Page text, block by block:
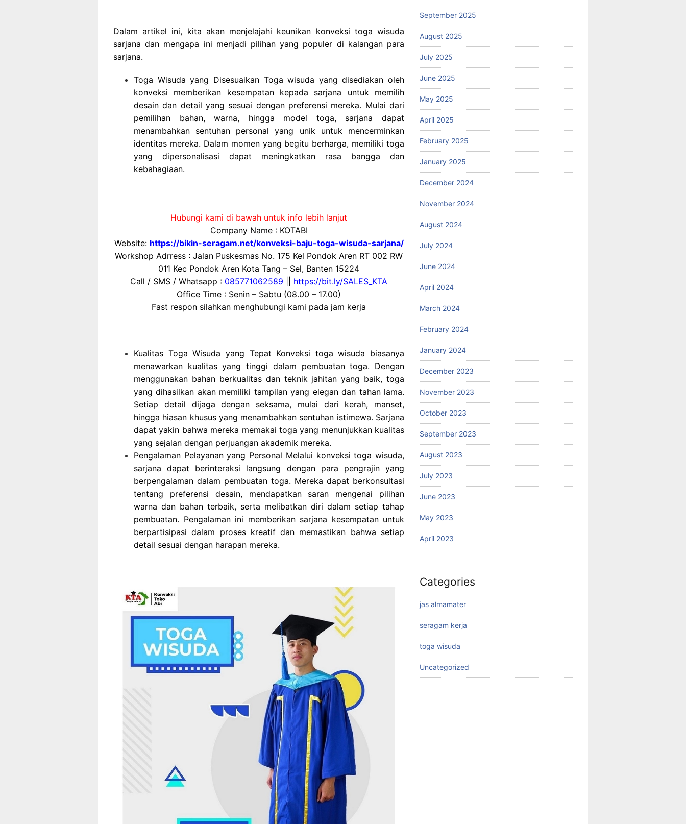
Dalam artikel ini, kita akan menjelajahi keunikan konveksi toga wisuda
sarjana dan mengapa ini menjadi pilihan yang populer di kalangan para
sarjana.
Toga Wisuda yang Disesuaikan Toga wisuda yang disediakan oleh
konveksi memberikan kesempatan kepada sarjana untuk memilih
desain dan detail yang sesuai dengan preferensi mereka. Mulai dari
pemilihan bahan, warna, hingga model toga, sarjana dapat
menambahkan sentuhan personal yang unik untuk mencerminkan
identitas mereka. Dalam momen yang begitu berharga, memiliki toga
yang dipersonalisasi dapat meningkatkan rasa bangga dan
kebahagiaan.
Hubungi kami di bawah untuk info lebih lanjut
Company Name : KOTABI
Website: https://bikin-seragam.net/konveksi-baju-toga-wisuda-sarjana/
Workshop Adrress : Jalan Puskesmas No. 175 Kel Pondok Aren RT 002 RW
011 Kec Pondok Aren Kota Tang – Sel, Banten 15224
Call / SMS / Whatsapp : 085771062589
https://bit.ly/SALES_KTA
Office Time : Senin – Sabtu (08.00 – 17.00)
Fast respon silahkan menghubungi kami pada jam kerja
Kualitas Toga Wisuda yang Tepat Konveksi toga wisuda biasanya
menawarkan kualitas yang tinggi dalam pembuatan toga. Dengan
menggunakan bahan berkualitas dan teknik jahitan yang baik, toga
yang dihasilkan akan memiliki tampilan yang elegan dan tahan lama.
Setiap detail dijaga dengan seksama, mulai dari kerah, manset,
hingga hiasan khusus yang menambahkan sentuhan istimewa. Sarjana
dapat yakin bahwa mereka memakai toga yang menunjukkan kualitas
yang sejalan dengan perjuangan akademik mereka.
Pengalaman Pelayanan yang Personal Melalui konveksi toga wisuda,
sarjana dapat berinteraksi langsung dengan para pengrajin yang
berpengalaman dalam pembuatan toga. Mereka dapat berkonsultasi
tentang preferensi desain, mendapatkan saran mengenai pilihan
warna dan bahan terbaik, serta melibatkan diri dalam setiap tahap
pembuatan. Pengalaman ini memberikan sarjana kesempatan untuk
berpartisipasi dalam proses kreatif dan memastikan bahwa setiap
detail sesuai dengan harapan mereka.
September 2025
August 2025
July 2025
June 2025
May 2025
April 2025
February 2025
January 2025
December 2024
November 2024
August 2024
July 2024
June 2024
April 2024
March 2024
February 2024
January 2024
December 2023
November 2023
October 2023
September 2023
August 2023
July 2023
June 2023
May 2023
April 2023
Categories
jas almamater
seragam kerja
toga wisuda
Uncategorized